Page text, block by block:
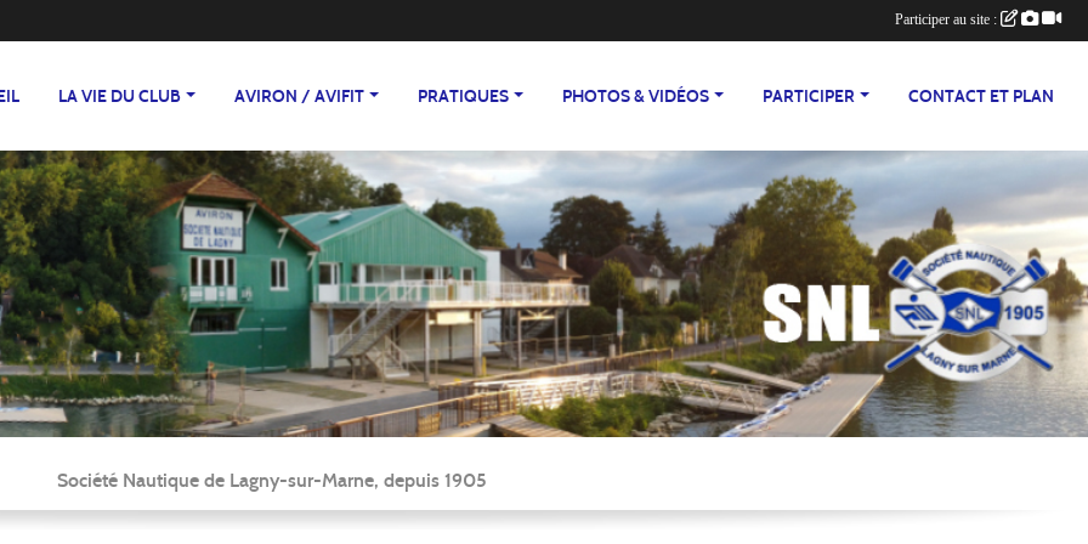
LA VIE DU CLUB AVIRON / AVIFIT PRATIQUES PHOTOS & VIDÉOS PARTICIPER CONTACT ET PLAN
Société Nautique de Lagny-sur-Marne, depuis 1905
Participer au site :